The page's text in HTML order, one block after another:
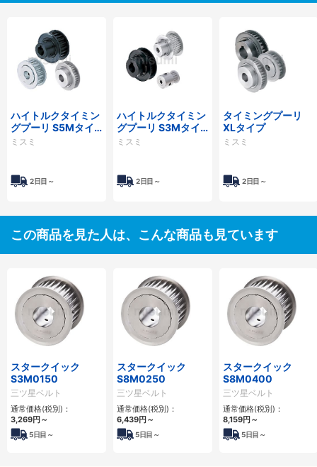
ハイトルクタイミン
グプーリ S5Mタイ
プ
ミスミ
2日目～
ハイトルクタイミン
グプーリ S3Mタイ
プ
ミスミ
2日目～
タイミングプーリ
XLタイプ
ミスミ
2日目～
この商品を見た人は、こんな商品も見ています
スタークイック
S3M0150
三ツ星ベルト
通常価格(税別)：
3,269円 ～
5日目～
スタークイック
S8M0250
三ツ星ベルト
通常価格(税別)：
6,439円 ～
5日目～
スタークイック
S8M0400
三ツ星ベルト
通常価格(税別)：
8,159円 ～
5日目～